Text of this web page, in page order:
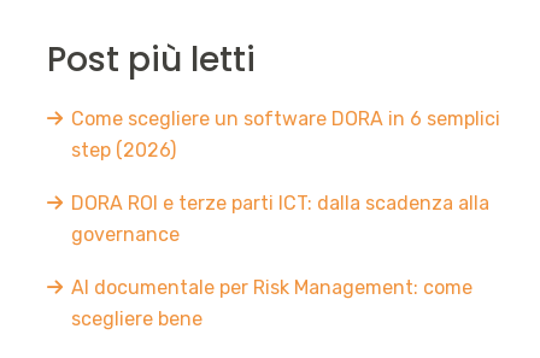
Post più letti
Come scegliere un software DORA in 6 semplici
step (2026)
DORA ROI e terze parti ICT: dalla scadenza alla
governance
AI documentale per Risk Management: come
scegliere bene